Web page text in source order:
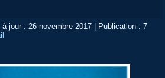
à jour : 26 novembre 2017 | Publication : 7